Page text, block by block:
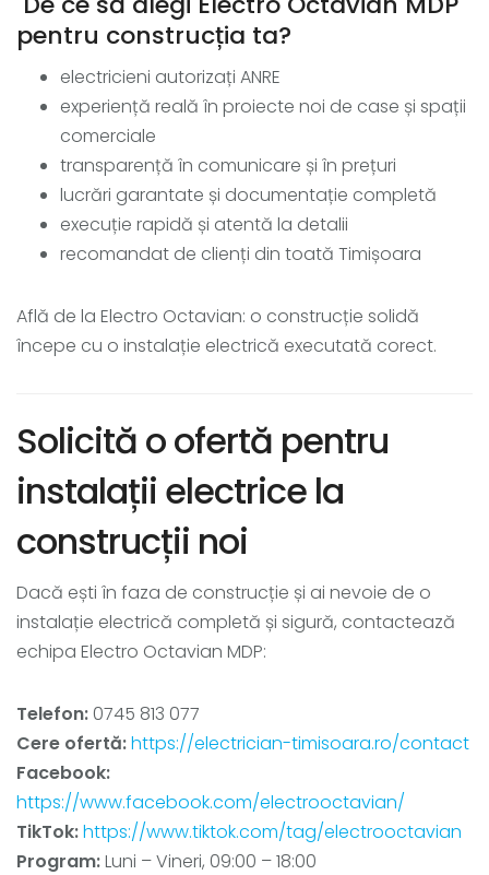
pentru construcția ta?
electricieni autorizați ANRE
experiență reală în proiecte noi de case și spații
comerciale
transparență în comunicare și în prețuri
lucrări garantate și documentație completă
execuție rapidă și atentă la detalii
recomandat de clienți din toată Timișoara
Află de la Electro Octavian: o construcție solidă
începe cu o instalație electrică executată corect.
Solicită o ofertă pentru
instalații electrice la
construcții noi
Dacă ești în faza de construcție și ai nevoie de o
instalație electrică completă și sigură, contactează
echipa Electro Octavian MDP:
Telefon: 0745 813 077
Cere ofertă:https://electrician-timisoara.ro/contact
Facebook:
https://www.facebook.com/electrooctavian/
TikTok:https://www.tiktok.com/tag/electrooctavian
Program:Luni – Vineri, 09:00 – 18:00